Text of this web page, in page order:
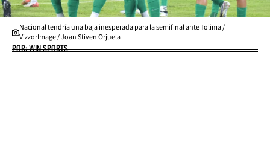
Nacional tendría una baja inesperada para la semifinal ante Tolima /
VizzorImage / Joan Stiven Orjuela
POR: WIN SPORTS